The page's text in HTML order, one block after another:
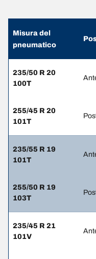
Misura del
pneumatico
235/50 R 20
100T
255/45 R 20
101T
235/55 R 19
101T
255/50 R 19
103T
235/45 R 21
101V